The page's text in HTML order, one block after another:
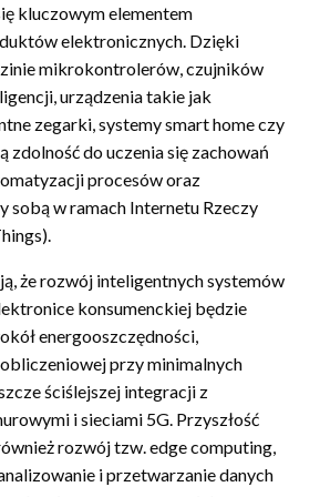
kluczowym elementem
elektronicznych. Dzięki
mikrokontrolerów, czujników
urządzenia takie jak
zegarki, systemy smart home czy
zdolność do uczenia się zachowań
procesów oraz
sobą w ramach Internetu Rzeczy
że rozwój inteligentnych systemów
konsumenckiej będzie
energooszczędności,
przy minimalnych
ściślejszej integracji z
i sieciami 5G. Przyszłość
rozwój tzw. edge computing,
i przetwarzanie danych